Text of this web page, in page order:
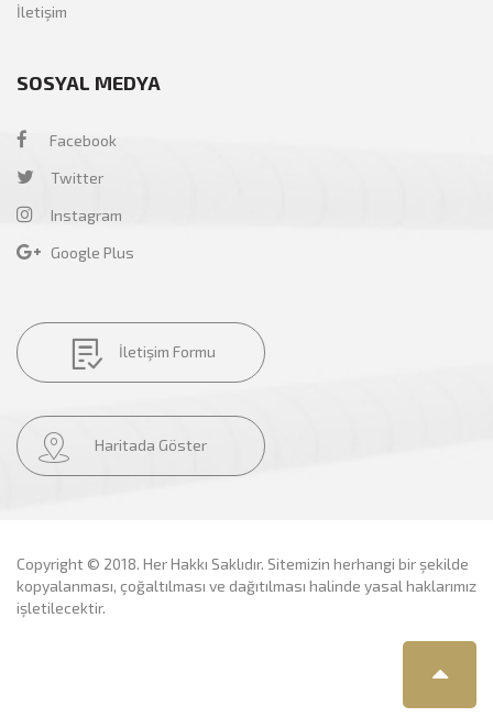
İletişim
SOSYAL MEDYA
Facebook
Twitter
Instagram
Google Plus
İletişim Formu
Haritada Göster
Copyright © 2018. Her Hakkı Saklıdır. Sitemizin herhangi bir şekilde
kopyalanması, çoğaltılması ve dağıtılması halinde yasal haklarımız
işletilecektir.